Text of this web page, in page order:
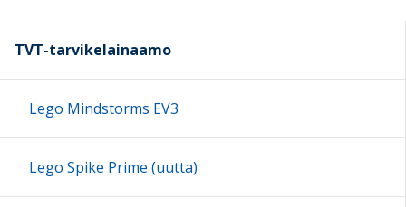
12:00
TVT-tarvikelainaamo
Lego Mindstorms EV3
Lego Spike Prime (uutta)